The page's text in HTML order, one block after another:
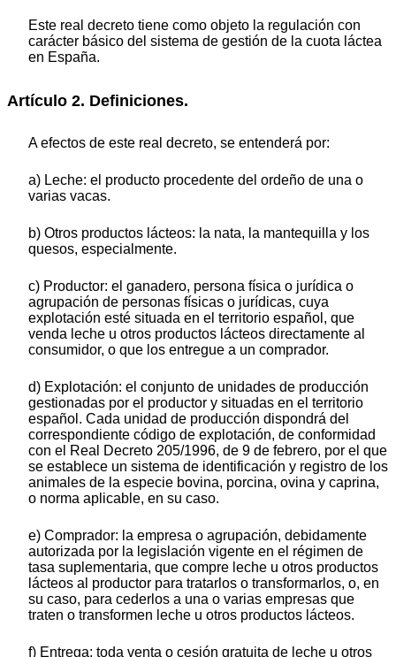
Este real decreto tiene como objeto la regulación con
carácter básico del sistema de gestión de la cuota láctea
en España.
Artículo 2. Definiciones.
A efectos de este real decreto, se entenderá por:
a) Leche: el producto procedente del ordeño de una o
varias vacas.
b) Otros productos lácteos: la nata, la mantequilla y los
quesos, especialmente.
c) Productor: el ganadero, persona física o jurídica o
agrupación de personas físicas o jurídicas, cuya
explotación esté situada en el territorio español, que
venda leche u otros productos lácteos directamente al
consumidor, o que los entregue a un comprador.
d) Explotación: el conjunto de unidades de producción
gestionadas por el productor y situadas en el territorio
español. Cada unidad de producción dispondrá del
correspondiente código de explotación, de conformidad
con el Real Decreto 205/1996, de 9 de febrero, por el que
se establece un sistema de identificación y registro de los
animales de la especie bovina, porcina, ovina y caprina,
o norma aplicable, en su caso.
e) Comprador: la empresa o agrupación, debidamente
autorizada por la legislación vigente en el régimen de
tasa suplementaria, que compre leche u otros productos
lácteos al productor para tratarlos o transformarlos, o, en
su caso, para cederlos a una o varias empresas que
traten o transformen leche u otros productos lácteos.
f) Entrega: toda venta o cesión gratuita de leche u otros